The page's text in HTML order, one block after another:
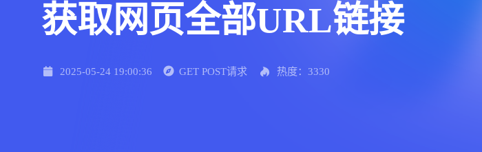
获取网页全部URL链接
2025-05-24 19:00:36 GET POST请求 热度：3330